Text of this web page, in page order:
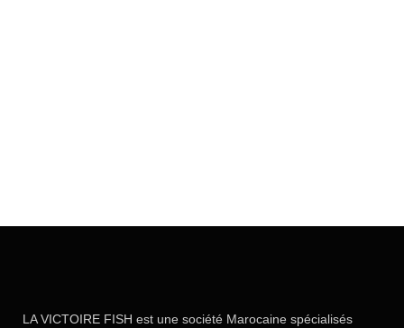
LA VICTOIRE FISH est une société Marocaine spécialisés